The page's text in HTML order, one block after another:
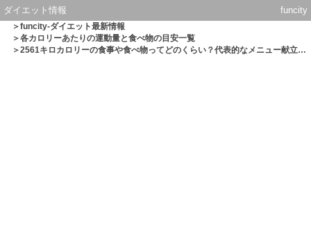
ダイエット情報 funcity
＞funcity-ダイエット最新情報
＞各カロリーあたりの運動量と食べ物の目安一覧
＞2561キロカロリーの食事や食べ物ってどのくらい？代表的なメニュー献立一覧